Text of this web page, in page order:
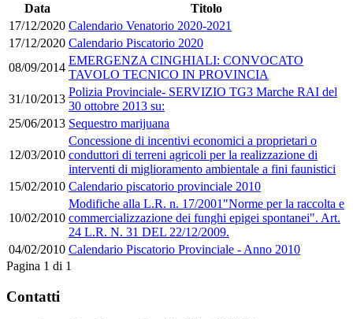
Data
Titolo
17/12/2020 Calendario Venatorio 2020-2021
17/12/2020 Calendario Piscatorio 2020
08/09/2014
EMERGENZA CINGHIALI: CONVOCATO
TAVOLO TECNICO IN PROVINCIA
31/10/2013
Polizia Provinciale- SERVIZIO TG3 Marche RAI del
30 ottobre 2013 su:
25/06/2013 Sequestro marijuana
12/03/2010
Concessione di incentivi economici a proprietari o
conduttori di terreni agricoli per la realizzazione di
interventi di miglioramento ambientale a fini faunistici
15/02/2010 Calendario piscatorio provinciale 2010
10/02/2010
Modifiche alla L.R. n. 17/2001"Norme per la raccolta e
commercializzazione dei funghi epigei spontanei". Art.
24 L.R. N. 31 DEL 22/12/2009.
04/02/2010 Calendario Piscatorio Provinciale - Anno 2010
Pagina 1 di 1
Contatti